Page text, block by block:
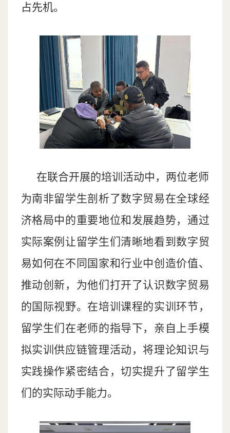
占先机。
在联合开展的培训活动中，两位老师
为南非留学生剖析了数字贸易在全球经
济格局中的重要地位和发展趋势，通过
实际案例让留学生们清晰地看到数字贸
易如何在不同国家和行业中创造价值、
推动创新，为他们打开了认识数字贸易
的国际视野。在培训课程的实训环节，
留学生们在老师的指导下，亲自上手模
拟实训供应链管理活动，将理论知识与
实践操作紧密结合，切实提升了留学生
们的实际动手能力。